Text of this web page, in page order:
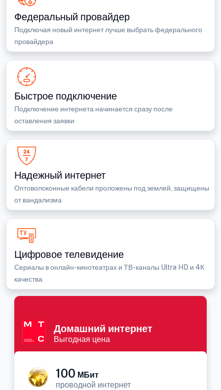
Федеральный провайдер
Подключая новый интернет лучше выбрать федерального
провайдера
Быстрое подключение
Подключение интернета начинается сразу после
оставления заявки
Надежный интернет
Оптоволоконные кабели проложены под землей, защищены
от вандализма
Цифровое телевидение
Сериалы в онлайн-кинотеатрах и ТВ-каналы Ultra HD и 4К
качества
Домашний интернет
Выгодная цена
100 МБит
проводной интернет